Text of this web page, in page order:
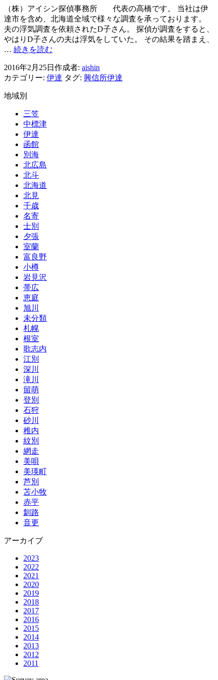
浮
気
問
題
倫
相
（株）アイシン探偵事務所 代表の高橋です。 当社は伊
達市を含め、北海道全域で様々な調査を承っております。
夫の浮気調査を依頼されたD子さん。 探偵が調査をすると、
やはりD子さんの夫は浮気をしていた。 その結果を踏まえ、
… 続きを読む
問
題
2016年2月25日 作成者: aishin
カテゴリー: 伊達 タグ: 興信所伊達
地域別
三笠
中標津
伊達
函館
別海
北広島
北斗
北海道
北見
千歳
名寄
士別
夕張
室蘭
富良野
小樽
岩見沢
帯広
恵庭
旭川
未分類
札幌
根室
歌志内
江別
深川
滝川
留萌
登別
石狩
砂川
稚内
紋別
網走
美唄
美瑛町
芦別
苫小牧
赤平
釧路
音更
アーカイブ
2023
2022
2021
2020
2019
2018
2017
2016
2015
2014
2013
2012
2011